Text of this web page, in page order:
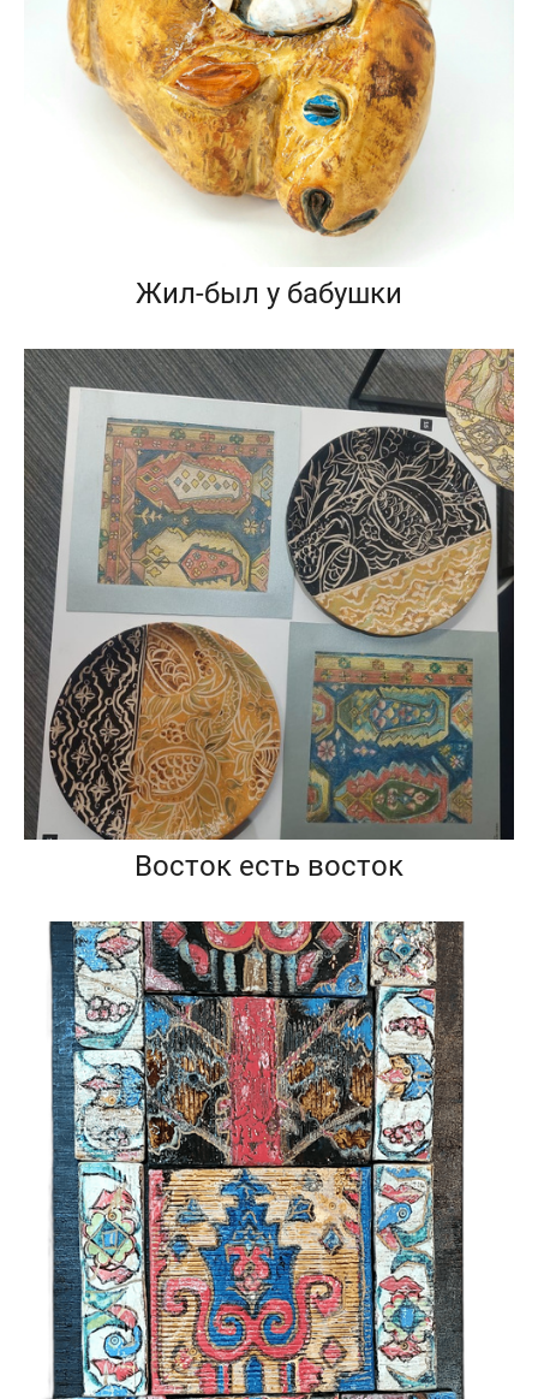
Жил-был у бабушки
Восток есть восток